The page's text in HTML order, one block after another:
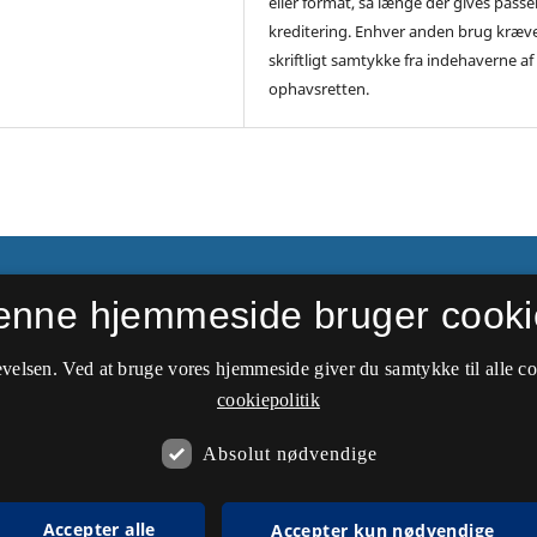
kreditering. Enhver anden brug
skriftligt samtykke fra indehaverne af
ophavsretten.
hjemmeside bruger
Ved at bruge vores hjemmeside giver du samtykke til alle
cookiepolitik
Absolut nødvendige
Accepter alle Accepter kun nødvendige